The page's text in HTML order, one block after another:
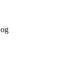
og